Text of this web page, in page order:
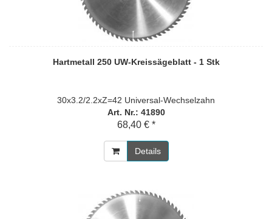
Hartmetall 250 UW-Kreissägeblatt - 1 Stk
30x3.2/2.2xZ=42 Universal-Wechselzahn
Art. Nr.: 41890
68,40 € *
Details